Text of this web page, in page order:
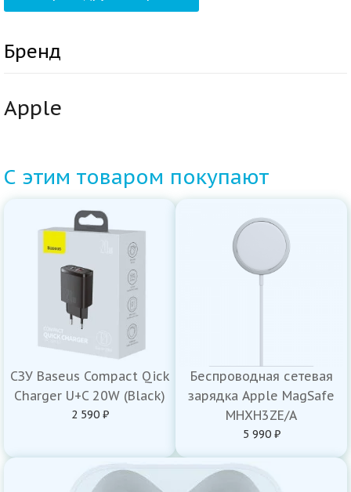
Бренд
Apple
С этим товаром покупают
СЗУ Baseus Compact Qick
Charger U+C 20W (Black)
2 590 ₽
Беспроводная сетевая
зарядка Apple MagSafe
MHXH3ZE/A
5 990 ₽